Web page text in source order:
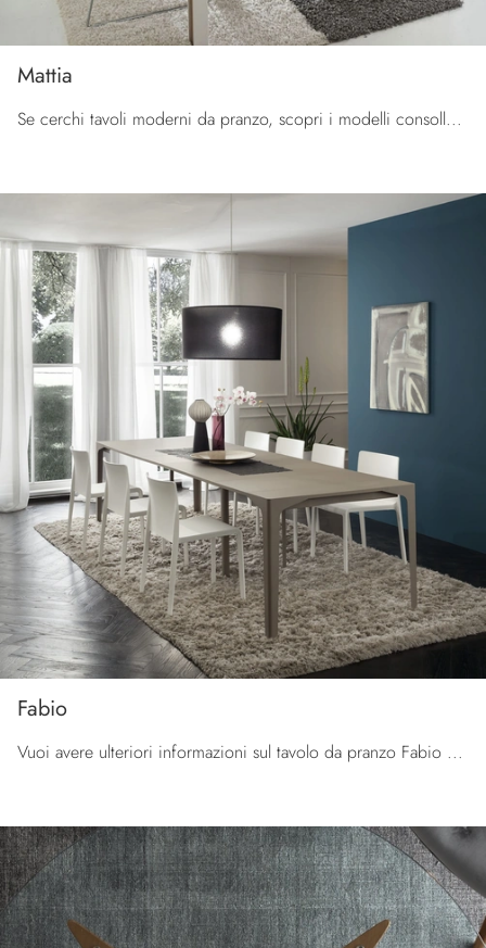
Mattia
Se cerchi tavoli moderni da pranzo, scopri i modelli consolle di La Primavera: clicca e scopri il modello Mattia in HPL.
Fabio
Vuoi avere ulteriori informazioni sul tavolo da pranzo Fabio di La Primavera? Clicca e scopri di più sui modelli consolle dell'azienda.